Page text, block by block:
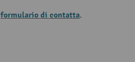
formulario di contatta.